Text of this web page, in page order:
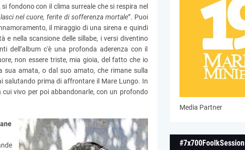
fondono con il clima surreale che si respira nel
nel cuore, ferite di sofferenza mortale”. Puoi
il miraggio di una sirena e quindi
e nella scansione delle sillabe, i versi diventino
dell’album c'è una profonda aderenza con il
non essere triste, mia gioia, del fatto che io
sua amata, o dal suo amato, che rimane sulla
salutando prima di affrontare il Mare Lungo. In
vivo per poi abbandonarle, con un profondo
Media Partner
#7x700FoolkSession